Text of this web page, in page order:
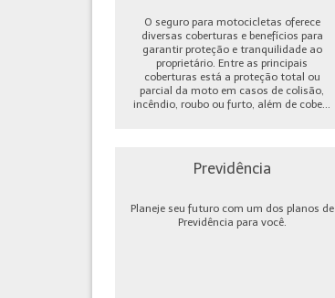
O seguro para motocicletas oferece
diversas coberturas e benefícios para
garantir proteção e tranquilidade ao
proprietário. Entre as principais
coberturas está a proteção total ou
parcial da moto em casos de colisão,
incêndio, roubo ou furto, além de cobe...
Previdência
Planeje seu futuro com um dos planos de
Previdência para você.